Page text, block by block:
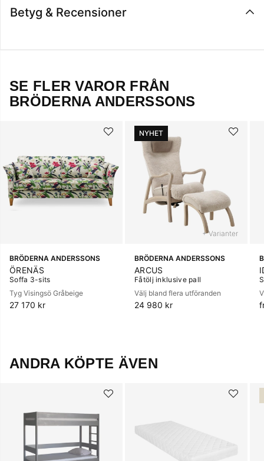
Betyg & Recensioner
SE FLER VAROR FRÅN
BRÖDERNA ANDERSSONS
BRÖDERNA ANDERSSONS
ÖRENÄS
Soffa 3-sits
Tyg Visingsö Gråbeige
27 170 kr
NYHET
+ Varianter
BRÖDERNA ANDERSSONS
ARCUS
Fåtölj inklusive pall
Välj bland flera utföranden
24 980 kr
ANDRA KÖPTE ÄVEN